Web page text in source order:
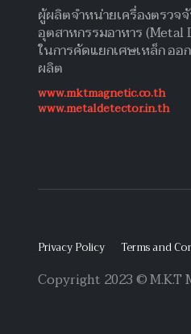
ผู้ผลิตจำหน่ายเครื่องตรวจ
อุตสาหกรรมอาหาร
ในการคัดแยกเศษเหล็ก ออ
ผลิต
www.mktmagnetic.co.th
www.metaldetector.in.th
Privacy Policy Terms and
Copyright 2023 © M.K.T